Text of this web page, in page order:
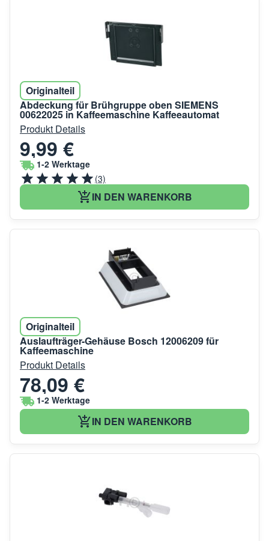
Originalteil
Abdeckung für Brühgruppe oben SIEMENS
00622025 in Kaffeemaschine Kaffeeautomat
Produkt Details
9,99 €
1-2 Werktage
(3)
IN DEN WARENKORB
Originalteil
Auslaufträger-Gehäuse Bosch 12006209 für
Kaffeemaschine
Produkt Details
78,09 €
1-2 Werktage
IN DEN WARENKORB